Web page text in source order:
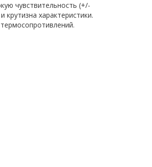
чувствительность (+/-
характеристики.